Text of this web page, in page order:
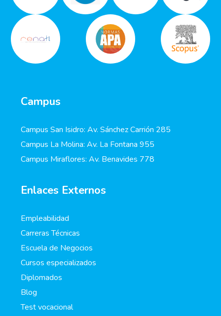
Campus
Campus San Isidro: Av. Sánchez Carrión 285
Campus La Molina: Av. La Fontana 955
Campus Miraflores: Av. Benavides 778
Enlaces Externos
Empleabilidad
Carreras Técnicas
Escuela de Negocios
Cursos especializados
Diplomados
Blog
Test vocacional